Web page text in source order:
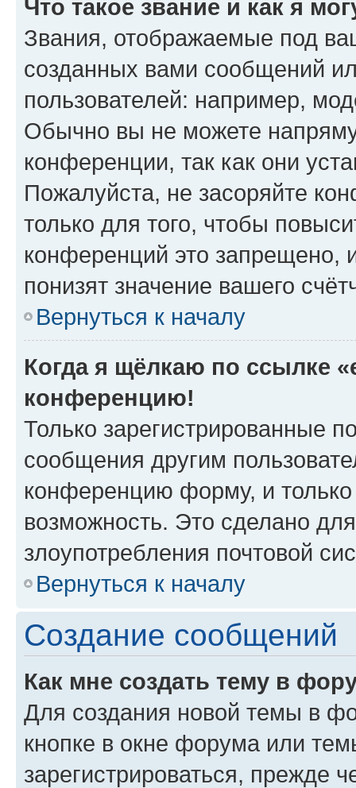
Что такое звание и как я
Звания, отображаемые под
созданных вами сообщений
пользователей: например,
Обычно вы не можете
конференции, так как они
Пожалуйста, не засоряйте
только для того, чтобы
конференций это запрещено,
понизят значение вашего
Вернуться к началу
Когда я щёлкаю по ссылке
конференцию!
Только зарегистрированные
сообщения другим
конференцию форму, и
возможность. Это сделано
злоупотребления почтовой
Вернуться к началу
Создание сообщений
Как мне создать тему в
Для создания новой темы в
кнопке в окне форума или
зарегистрироваться, прежде